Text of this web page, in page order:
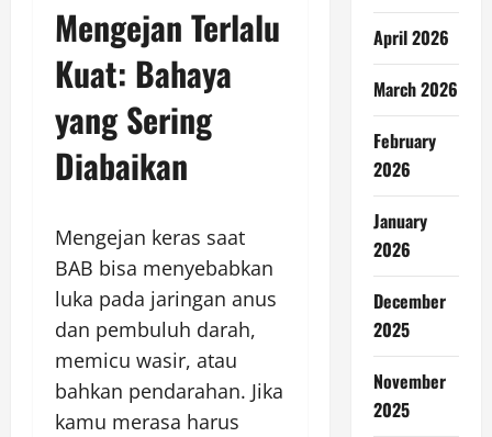
Mengejan Terlalu
Kuat: Bahaya
yang Sering
Diabaikan
Mengejan keras saat
BAB bisa menyebabkan
luka pada jaringan anus
dan pembuluh darah,
memicu wasir, atau
bahkan pendarahan. Jika
kamu merasa harus
April 2026
March 2026
February
2026
January
2026
December
2025
November
2025